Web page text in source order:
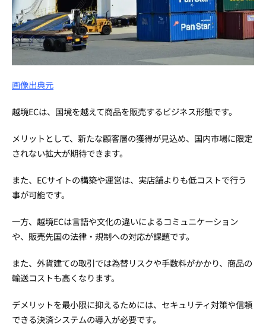
画像出典元
越境ECは、国境を越えて商品を販売するビジネス形態です。
メリットとして、新たな顧客層の獲得が見込め、国内市場に限定
されない拡大が期待できます。
また、ECサイトの構築や運営は、実店舗よりも低コストで行う
事が可能です。
一方、越境ECは言語や文化の違いによるコミュニケーション
や、販売先国の法律・規制への対応が課題です。
また、外貨建ての取引では為替リスクや手数料がかかり、商品の
輸送コストも高くなります。
デメリットを最小限に抑えるためには、セキュリティ対策や信頼
できる決済システムの導入が必要です。